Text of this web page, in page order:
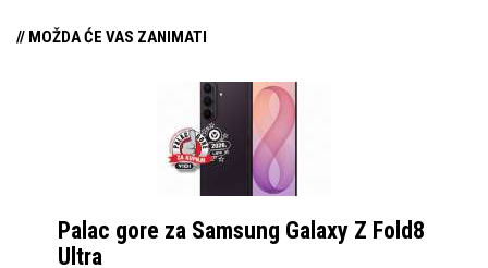
// MOŽDA ĆE VAS ZANIMATI
Palac gore za Samsung Galaxy Z Fold8
Ultra